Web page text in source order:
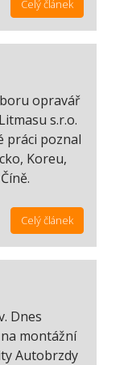
Celý článek
opravář
s.r.o.
práci poznal
Koreu,
Celý článek
Dnes
montážní
Autobrzdy